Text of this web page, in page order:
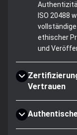
ISO 20488
ethischer
und
Vertrauen